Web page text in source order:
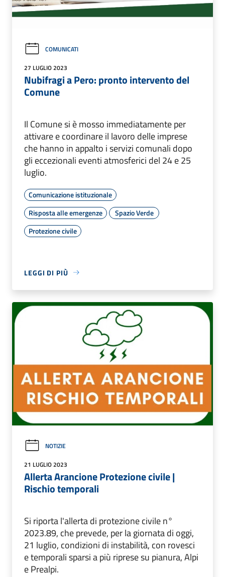
COMUNICATI
27 LUGLIO 2023
Nubifragi a Pero: pronto intervento del
Comune
Il Comune si è mosso immediatamente per
attivare e coordinare il lavoro delle imprese
che hanno in appalto i servizi comunali dopo
gli eccezionali eventi atmosferici del 24 e 25
luglio.
Comunicazione istituzionale
Risposta alle emergenze
Spazio Verde
Protezione civile
LEGGI DI PIÙ
NOTIZIE
21 LUGLIO 2023
Allerta Arancione Protezione civile |
Rischio temporali
Si riporta l'allerta di protezione civile n°
2023.89, che prevede, per la giornata di oggi,
21 luglio, condizioni di instabilità, con rovesci
e temporali sparsi a più riprese su pianura, Alpi
e Prealpi.